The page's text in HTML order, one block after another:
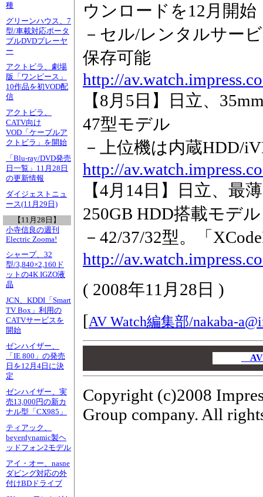
種
グリーンハウス、7
型/車載対応ポータ
ブルDVDプレーヤ
ー
アクトビラ、劇場
版「ワンピース」
10作品を初VOD配
信
アクトビラ、
CATV向け
VOD「ケーブルア
クトビラ」を開始
「Blu-ray/DVD発売
日一覧」11月28日
の更新情報
ダイジェストニュ
ース(11月29日)
【11月28日】
小寺信良の週刊
Electric Zooma!
シャープ、32
型/3,840×2,160ド
ットの4K IGZO液
晶
JCN、KDDI「Smart
TV Box」利用の
CATVサービスを
開始
ゼンハイザー、
「IE 800」の発売
日を12月4日に決
定
ゼンハイザー、実
売13,000円の新カ
ナル型「CX985」
ティアック、
beyerdynamic製ヘ
ッドフォン2モデル
アイ・オー、nasne
ダビング対応の外
付けBDドライブ
ウンロードを12月開始
－セル/レンタルサー
保存可能
http://
【8月5日】日立、
47型モデル
－上位機は内蔵HDD/
http://
【4月14日】日立、最
250GB HDD搭載モデル
－42/37/32型。「
http://
( 2008年11月28日 )
[AV Watch編集部/nakaba-
AV
Copyright (c)2008
Group company. All